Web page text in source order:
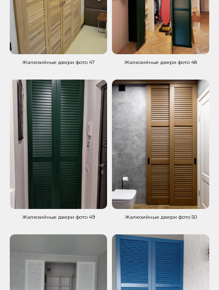
Жалюзийные двери фото 47 Жалюзийные двери фото 48
Жалюзийные двери фото 49 Жалюзийные двери фото 50